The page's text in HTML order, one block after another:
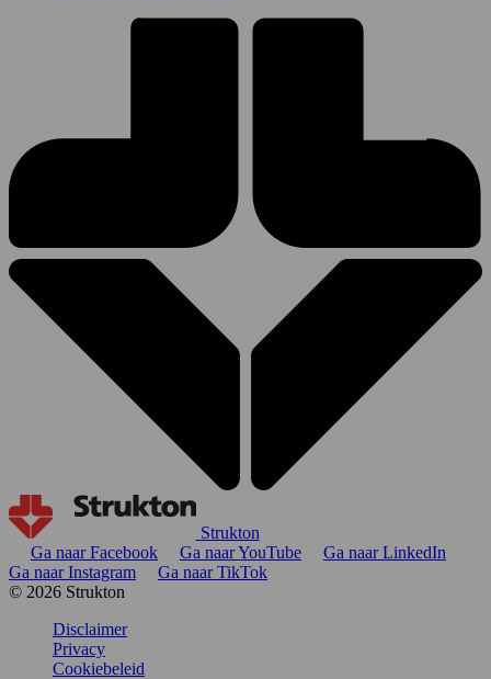
Strukton
Ga naar Facebook
Ga naar YouTube
Ga naar LinkedIn
Ga naar Instagram
Ga naar TikTok
© 2026 Strukton
Disclaimer
Privacy
Cookiebeleid